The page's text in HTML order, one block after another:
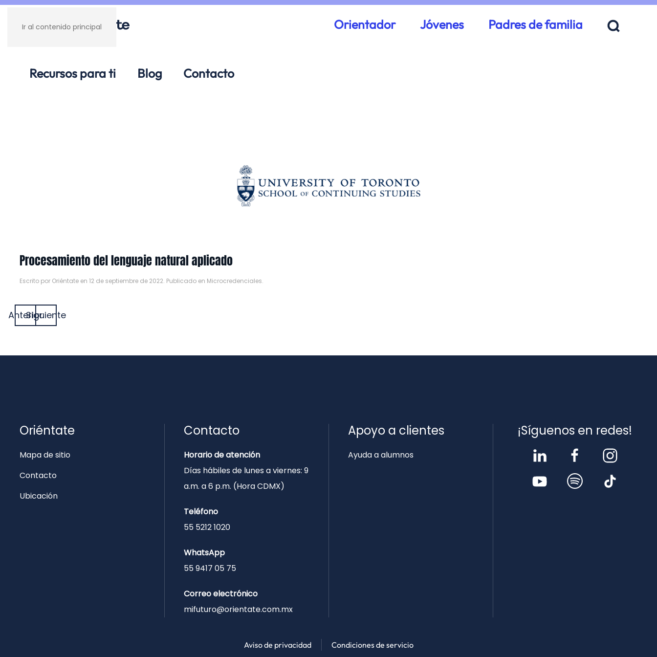
Ir al contenido principal Orientador Jóvenes Padres de familia
Recursos para ti Blog Contacto
Procesamiento del lenguaje natural aplicado
Escrito por Oriéntate en 12 de septiembre de 2022. Publicado en Microcredenciales.
AnteriorSiguiente
Oriéntate
Mapa de sitio
Contacto
Ubicación
Contacto
Horario de atención
Días hábiles de lunes a viernes: 9
a.m. a 6 p.m. (Hora CDMX)
Teléfono
55 5212 1020
WhatsApp
55 9417 05 75
Correo electrónico
mifuturo@orientate.com.mx
Apoyo a clientes
Ayuda a alumnos
¡Síguenos en redes!
Aviso de privacidad Condiciones de servicio